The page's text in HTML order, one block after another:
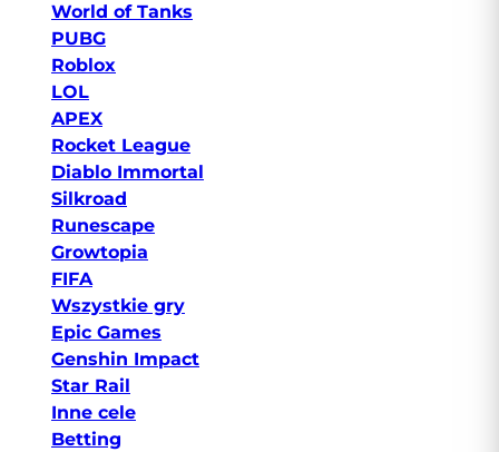
World of Tanks
PUBG
Roblox
LOL
APEX
Rocket League
Diablo Immortal
Silkroad
Runescape
Growtopia
FIFA
Wszystkie gry
Epic Games
Genshin Impact
Star Rail
Inne cele
Betting